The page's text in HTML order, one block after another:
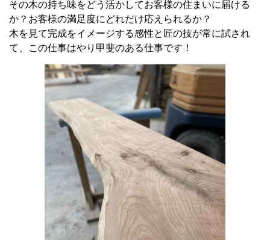
その木の持ち味をどう活かしてお客様の住まいに届ける
か？お客様の満足度にどれだけ応えられるか？
木を見て完成をイメージする感性と匠の技が常に試され
て、この仕事はやり甲斐のある仕事です！